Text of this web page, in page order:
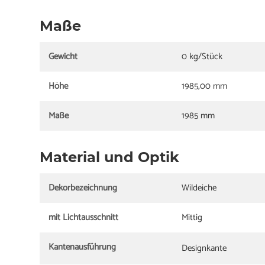
Maße
Gewicht
0 kg/Stück
Höhe
1985,00 mm
Maße
1985 mm
Material und Optik
Dekorbezeichnung
Wildeiche
mit Lichtausschnitt
Mittig
Kantenausführung
Designkante